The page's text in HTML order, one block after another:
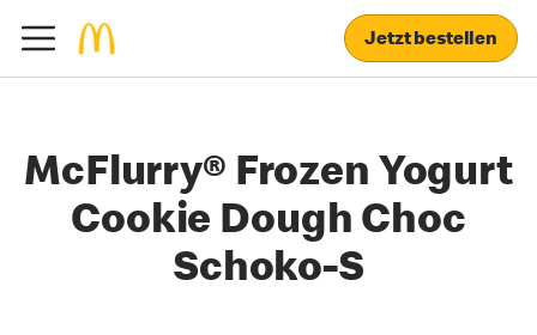
Jetzt bestellen
McFlurry® Frozen Yogurt
Cookie Dough Choc
Schoko-S